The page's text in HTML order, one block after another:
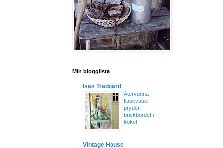
Min blogglista
Isas Trädgård
Återvunna
flaskvaser
pryder
brickbordet i
köket
Vintage House